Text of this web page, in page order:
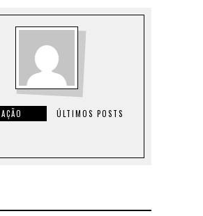
ÚLTIMOS POSTS